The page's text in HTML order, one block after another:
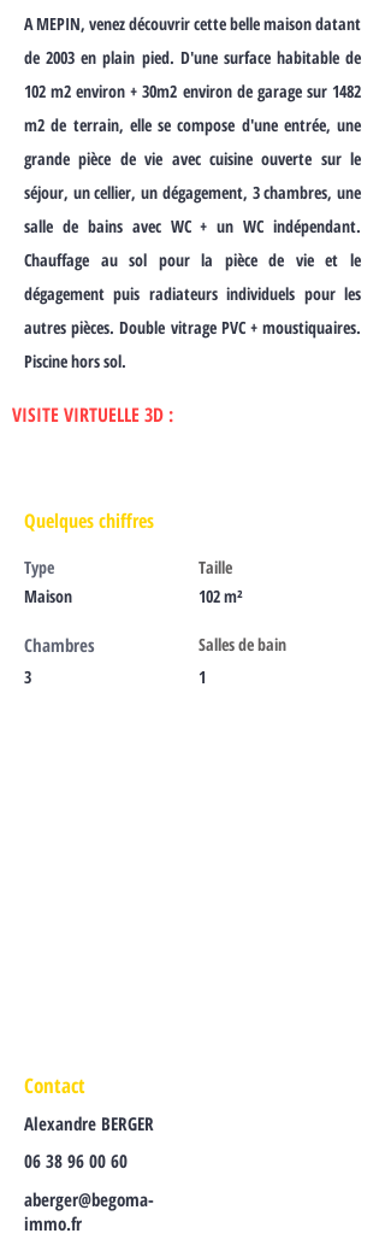
A MEPIN, venez découvrir cette belle maison datant
de 2003 en plain pied. D'une surface habitable de
102 m2 environ + 30m2 environ de garage sur 1482
m2 de terrain, elle se compose d'une entrée, une
grande pièce de vie avec cuisine ouverte sur le
séjour, un cellier, un dégagement, 3 chambres, une
salle de bains avec WC + un WC indépendant.
Chauffage au sol pour la pièce de vie et le
dégagement puis radiateurs individuels pour les
autres pièces. Double vitrage PVC + moustiquaires.
Piscine hors sol.
VISITE VIRTUELLE 3D :
Quelqueschiffres
Type
Maison
Chambres
3
Taille
102 m²
Salles de bain
1
Contact
Alexandre BERGER
06 38 96 00 60
aberger@begoma-
immo.fr